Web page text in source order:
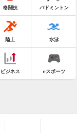
格闘技 バドミントン
陸上 水泳
ビジネス eスポーツ